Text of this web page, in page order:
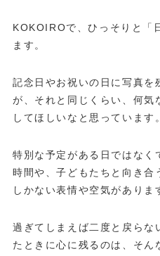
KOKOIROで、ひっそりと「
ます。
記念日やお祝いの日に写真を
が、それと同じくらい、何気
してほしいなと思っています。
特別な予定がある日ではなく
時間や、子どもたちと向き合
しかない表情や空気がありま
過ぎてしまえば二度と戻らな
たときに心に残るのは、そん